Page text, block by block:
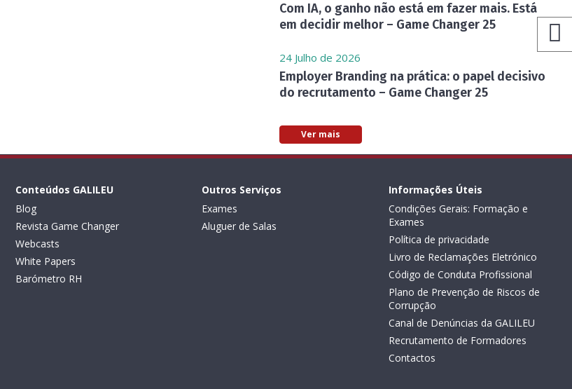
Com IA, o ganho não está em fazer mais. Está
em decidir melhor – Game Changer 25
24 Julho de 2026
Employer Branding na prática: o papel decisivo
do recrutamento – Game Changer 25
Ver mais
Conteúdos GALILEU
Blog
Revista Game Changer
Webcasts
White Papers
Barómetro RH
Outros Serviços
Exames
Aluguer de Salas
Informações Úteis
Condições Gerais: Formação e
Exames
Política de privacidade
Livro de Reclamações Eletrónico
Código de Conduta Profissional
Plano de Prevenção de Riscos de
Corrupção
Canal de Denúncias da GALILEU
Recrutamento de Formadores
Contactos